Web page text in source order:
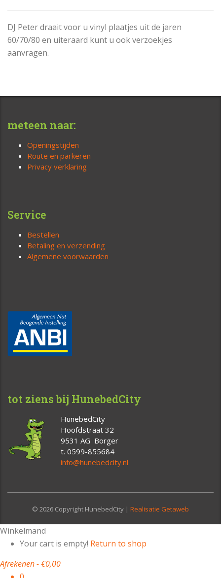
DJ Peter draait voor u vinyl plaatjes uit de jaren
60/70/80 en uiteraard kunt u ook verzoekjes
aanvragen.
meteen naar:
Openingstijden
Route en parkeren
Privacy verklaring
Service
Bestellen
Betaling en verzending
Algemene voorwaarden
tot ziens bij HunebedCity
HunebedCity
Hoofdstraat 32
9531 AG Borger
t. 0599-855684
info@hunebedcity.nl
© 2026 Copyright HunebedCity | Realisatie Getaweb
Winkelmand
Your cart is empty! Return to shop
Afrekenen-€0,00